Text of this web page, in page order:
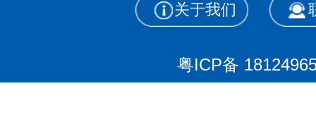
关于我们
粤ICP备